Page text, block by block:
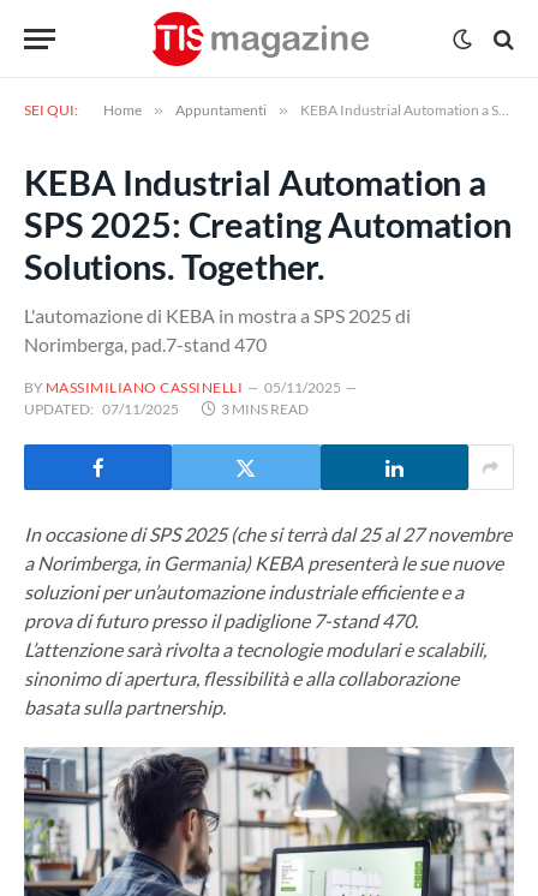
SEI QUI: Home » Appuntamenti » KEBA Industrial Automation a SPS 2025: Creating Automation Solutions. Together.
KEBA Industrial Automation a
SPS 2025: Creating Automation
Solutions. Together.
L'automazione di KEBA in mostra a SPS 2025 di
Norimberga, pad.7-stand 470
BY MASSIMILIANO CASSINELLI
05/11/2025
UPDATED: 07/11/2025 3 MINS READ
In occasione di SPS 2025 (che si terrà dal 25 al 27 novembre
a Norimberga, in Germania) KEBA presenterà le sue nuove
soluzioni per un’automazione industriale efficiente e a
prova di futuro presso il padiglione 7-stand 470.
L’attenzione sarà rivolta a tecnologie modulari e scalabili,
sinonimo di apertura, flessibilità e alla collaborazione
basata sulla partnership.